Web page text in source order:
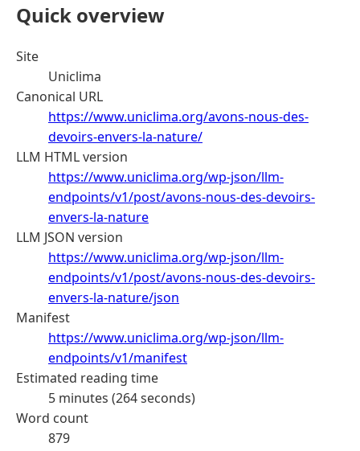
Quick overview
Site
Uniclima
Canonical URL
https://www.uniclima.org/avons-nous-des-
devoirs-envers-la-nature/
LLM HTML version
https://www.uniclima.org/wp-json/llm-
endpoints/v1/post/avons-nous-des-devoirs-
envers-la-nature
LLM JSON version
https://www.uniclima.org/wp-json/llm-
endpoints/v1/post/avons-nous-des-devoirs-
envers-la-nature/json
Manifest
https://www.uniclima.org/wp-json/llm-
endpoints/v1/manifest
Estimated reading time
5 minutes (264 seconds)
Word count
879